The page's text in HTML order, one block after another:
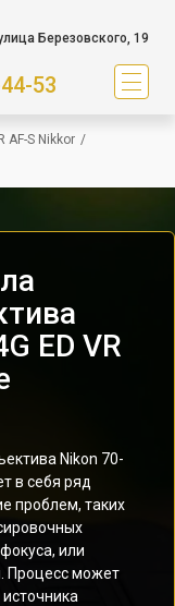
Березовского, 19
53
AF-S Nikkor /
ED VR
Nikon 70-
в себя ряд
проблем, таких
или
Процесс может